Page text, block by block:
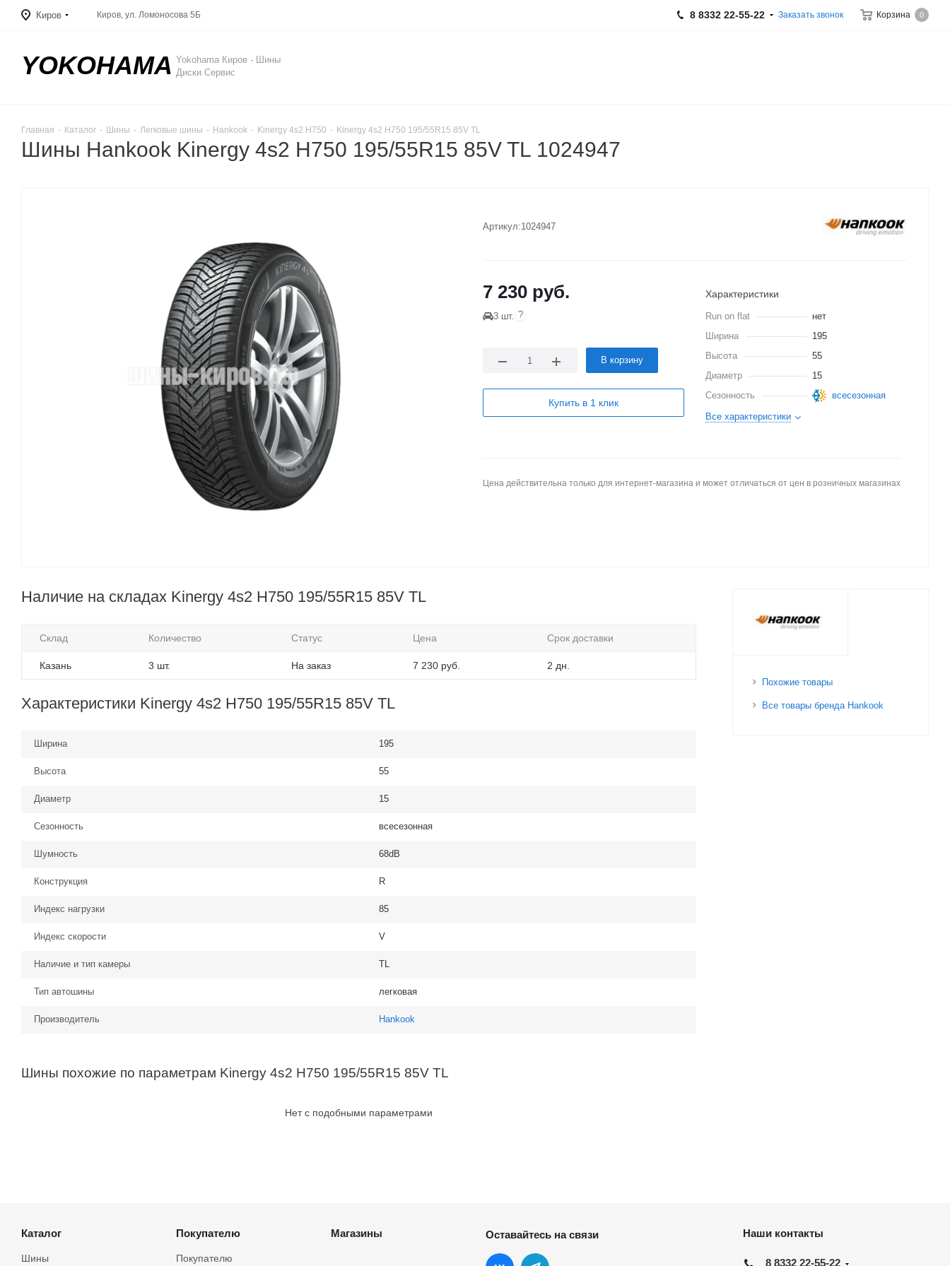
Киров Корзина 0
Киров, ул. Ломоносова 5Б 8 8332 22-55-22 Заказать звонок
YOKOHAMA Yokohama Киров - Шины
Диски Сервис
Главная - Каталог - Шины - Легковые шины - Hankook - Kinergy 4s2 H750 - Kinergy 4s2 H750 195/55R15 85V TL
Шины Hankook Kinergy 4s2 H750 195/55R15 85V TL 1024947
Артикул:1024947
7 230 руб.
3 шт. ?
В корзину
Купить в 1 клик
Характеристики
Run on flat
нет
Ширина
195
Высота
55
Диаметр
15
Сезонность
всесезонная
Все характеристики
Цена действительна только для интернет-магазина и может отличаться от цен в розничных магазинах
Наличие на складах Kinergy 4s2 H750 195/55R15 85V TL
Склад Количество Статус Цена Срок доставки
Казань 3 шт. На заказ 7 230 руб. 2 дн.
Характеристики Kinergy 4s2 H750 195/55R15 85V TL
Ширина 195
Высота 55
Диаметр 15
Сезонность всесезонная
Шумность 68dB
Конструкция R
Индекс нагрузки 85
Индекс скорости V
Наличие и тип камеры TL
Тип автошины легковая
Производитель Hankook
Шины похожие по параметрам Kinergy 4s2 H750 195/55R15 85V TL
Нет с подобными параметрами
Похожие товары
Все товары бренда Hankook
Каталог
Шины
Покупателю
Покупателю
Магазины Оставайтесь на связи Наши контакты
8 8332 22-55-22